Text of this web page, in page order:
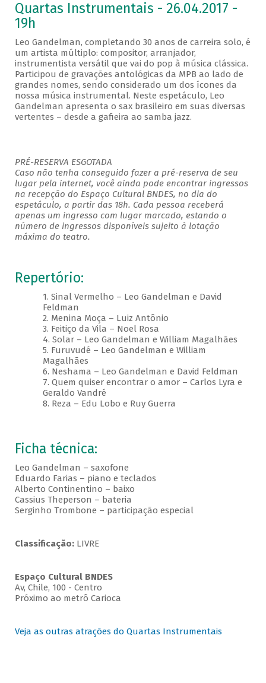
Quartas Instrumentais - 26.04.2017 -
19h
Leo Gandelman, completando 30 anos de carreira solo, é
um artista múltiplo: compositor, arranjador,
instrumentista versátil que vai do pop à música clássica.
Participou de gravações antológicas da MPB ao lado de
grandes nomes, sendo considerado um dos ícones da
nossa música instrumental. Neste espetáculo, Leo
Gandelman apresenta o sax brasileiro em suas diversas
vertentes – desde a gafieira ao samba jazz.
PRÉ-RESERVA ESGOTADA
Caso não tenha conseguido fazer a pré-reserva de seu
lugar pela internet, você ainda pode encontrar ingressos
na recepção do Espaço Cultural BNDES, no dia do
espetáculo, a partir das 18h. Cada pessoa receberá
apenas um ingresso com lugar marcado, estando o
número de ingressos disponíveis sujeito à lotação
máxima do teatro.
Repertório:
1. Sinal Vermelho – Leo Gandelman e David
Feldman
2. Menina Moça – Luiz Antônio
3. Feitiço da Vila – Noel Rosa
4. Solar – Leo Gandelman e William Magalhães
5. Furuvudé – Leo Gandelman e William
Magalhães
6. Neshama – Leo Gandelman e David Feldman
7. Quem quiser encontrar o amor – Carlos Lyra e
Geraldo Vandré
8. Reza – Edu Lobo e Ruy Guerra
Ficha técnica:
Leo Gandelman – saxofone
Eduardo Farias – piano e teclados
Alberto Continentino – baixo
Cassius Theperson – bateria
Serginho Trombone – participação especial
Classificação:LIVRE
Espaço Cultural BNDES
Av, Chile, 100 - Centro
Próximo ao metrô Carioca
Veja as outras atrações do Quartas Instrumentais